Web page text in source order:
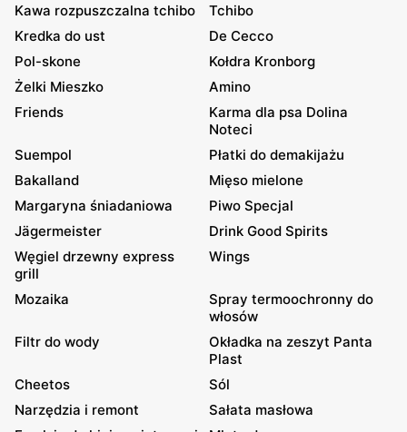
Kawa rozpuszczalna tchibo
Tchibo
Kredka do ust
De Cecco
Pol-skone
Kołdra Kronborg
Żelki Mieszko
Amino
Friends
Karma dla psa Dolina
Noteci
Suempol
Płatki do demakijażu
Bakalland
Mięso mielone
Margaryna śniadaniowa
Piwo Specjal
Jägermeister
Drink Good Spirits
Węgiel drzewny express
grill
Wings
Mozaika
Spray termoochronny do
włosów
Filtr do wody
Okładka na zeszyt Panta
Plast
Cheetos
Sól
Narzędzia i remont
Sałata masłowa